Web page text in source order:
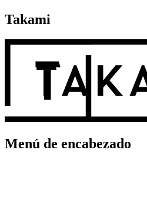
Takami
Menú de encabezado